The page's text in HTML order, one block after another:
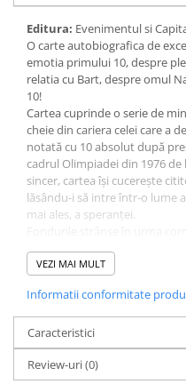
Editura: Evenimentul si
O carte autobiografica de
emotia primului 10, despre
relatia cu Bart, despre omul
10!
Cartea cuprinde o serie de
cheie din cariera celei care a
notată cu 10 absolut după
cadrul Olimpiadei din 1976
sincer, cartea își cucerește
lăsându-i să intre într-o lume
mai ales, a speranței.
spre dezvoltarea activității
Comăneci, în cadrul căruia se
între 1-12 ani.
“Sper ca prin această cartesă
viitoarelor gimnaste care
domeniu. “Scrisori către o
împărtăși din experiența și
personalitatea și existența.
VEZI MAI MULT
Informatii conformitate
Caracteristici
Review-uri(0)